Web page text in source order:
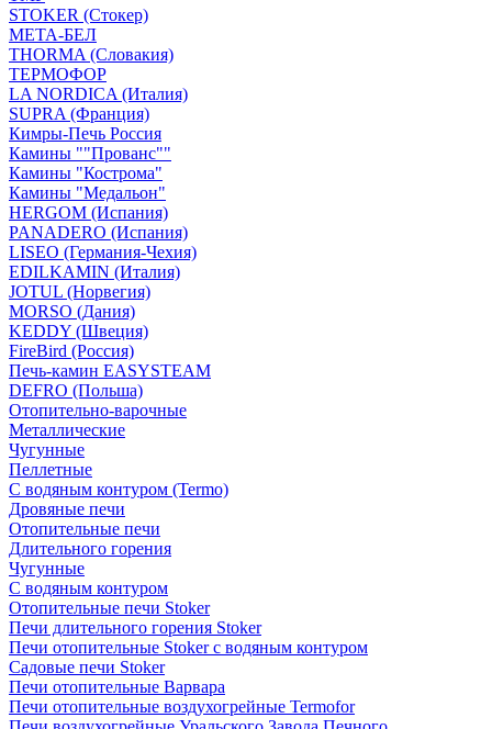
STOKER (Стокер)
МЕТА-БЕЛ
THORMA (Словакия)
ТЕРМОФОР
LA NORDICA (Италия)
SUPRA (Франция)
Кимры-Печь Россия
Камины ""Прованс""
Камины "Кострома"
Камины "Медальон"
HERGOM (Испания)
PANADERO (Испания)
LISEO (Германия-Чехия)
EDILKAMIN (Италия)
JOTUL (Норвегия)
MORSO (Дания)
KEDDY (Швеция)
FireBird (Россия)
Печь-камин EASYSTEAM
DEFRO (Польша)
Отопительно-варочные
Металлические
Чугунные
Пеллетные
С водяным контуром (Termo)
Дровяные печи
Отопительные печи
Длительного горения
Чугунные
C водяным контуром
Отопительные печи Stoker
Печи длительного горения Stoker
Печи отопительные Stoker с водяным контуром
Садовые печи Stoker
Печи отопительные Варвара
Печи отопительные воздухогрейные Termofor